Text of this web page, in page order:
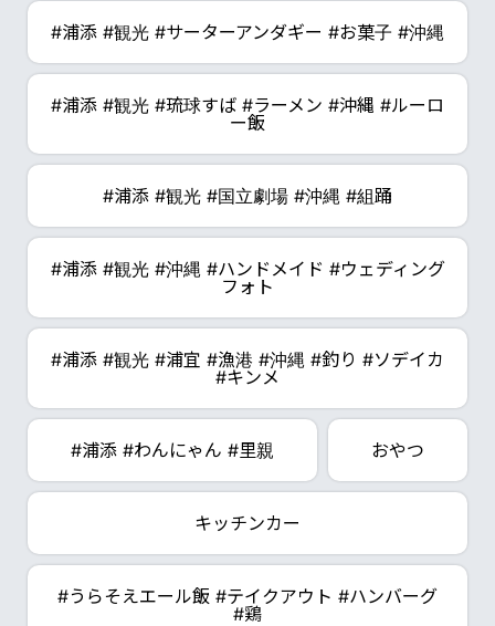
#浦添 #観光 #サーターアンダギー #お菓子 #沖縄
#浦添 #観光 #琉球すば #ラーメン #沖縄 #ルーロ
ー飯
#浦添 #観光 #国立劇場 #沖縄 #組踊
#浦添 #観光 #沖縄 #ハンドメイド #ウェディング
フォト
#浦添 #観光 #浦宜 #漁港 #沖縄 #釣り #ソデイカ
#キンメ
#浦添 #わんにゃん #里親 おやつ
キッチンカー
#うらそえエール飯 #テイクアウト #ハンバーグ
#鶏